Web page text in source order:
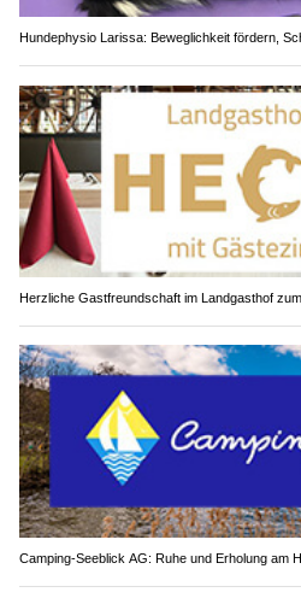
Hundephysio Larissa: Beweglichkeit fördern,
Herzliche Gastfreundschaft im Landgasthof
Camping-Seeblick AG: Ruhe und Erholung am